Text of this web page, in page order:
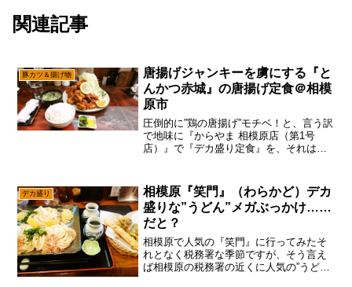
関連記事
豚カツ＆揚げ物
唐揚げジャンキーを虜にする『と
んかつ赤城』の唐揚げ定食＠相模
原市
圧倒的に”鶏の唐揚げ”モチベ！と、言う訳
で地味に『からやま 相模原店（第1号
店）』で『デカ盛り定食』を、それはそ
訳ですが、あえて言おう！「大丈夫だ、
問題ないと！」200...
デカ盛り
相模原『笑門』（わらかど）デカ
盛りな”うどん”メガぶっかけ……
だと？
相模原で人気の『笑門』に行ってみたそ
れとなく税務署な季節ですが、そう言え
ば相模原の税務署の近くに人気の”うどん